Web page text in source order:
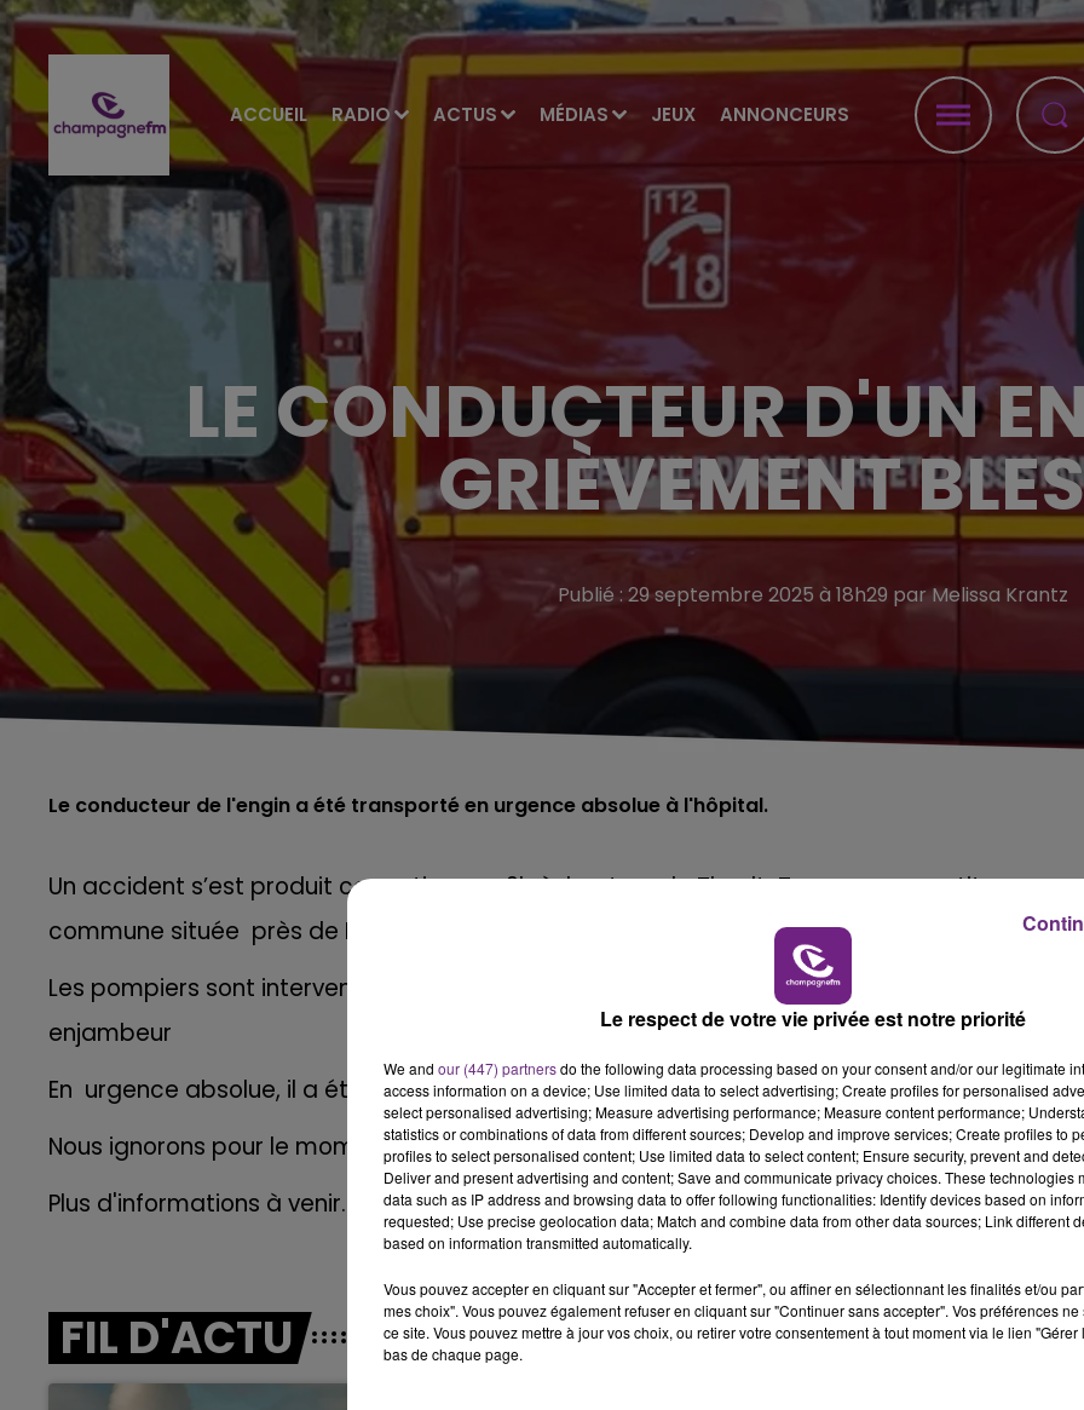
ACCUEIL RADIO ACTUS MÉDIAS JEUX ANNONCEURS
14h00 - 15h00 15h00 - 19h00
LE CLUB CHAMPAGNE FM
LE CONDUCTEUR D'UN
GRIÈVEMENT
Publié : 29 septembre 2025 à 18h29 par Melissa Krantz
Le conducteur de l'engin a été transporté en urgence absolue à l'hôpital.
Un accident s’est produit ce matin vers 9h à hauteur de Thoult-Trosnay, une petite
commune située près de Montmirail dans la Marne.
Les pompiers sont intervenus pour secourir un homme de 75 ans, bloqué dans son
enjambeur
En urgence absolue, il a été transporté à l’hôpital d’Épernay.
Nous ignorons pour le moment ce qui a provoqué l'accident.
Plus d'informations à venir.
FIL D'ACTU
Le respect de votre vie privée est notre priorité
We and our (447) partnersdo the following data processing based on your consent and/or our legitimate
access information on a device; Use limited data to select advertising; Create profiles for personalised
select personalised advertising; Measure advertising performance; Measure content performance;
statistics or combinations of data from different sources; Develop and improve services; Create profiles to
profiles to select personalised content; Use limited data to select content; Ensure security, prevent and
Deliver and present advertising and content; Save and communicate privacy choices. These technologies
data such as IP address and browsing data to offer following functionalities: Identify devices based on
requested; Use precise geolocation data; Match and combine data from other data sources; Link different
based on information transmitted automatically.
Vous pouvez accepter en cliquant sur "Accepter et fermer", ou affiner en sélectionnant les finalités et/ou
mes choix". Vous pouvez également refuser en cliquant sur "Continuer sans accepter". Vos préférences
ce site. Vous pouvez mettre à jour vos choix, ou retirer votre consentement à tout moment via le lien
bas de chaque page.